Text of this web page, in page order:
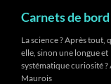
Carnets de
La science ? Après tout,
elle, sinon une longue et
systématique curiosité ?
Maurois